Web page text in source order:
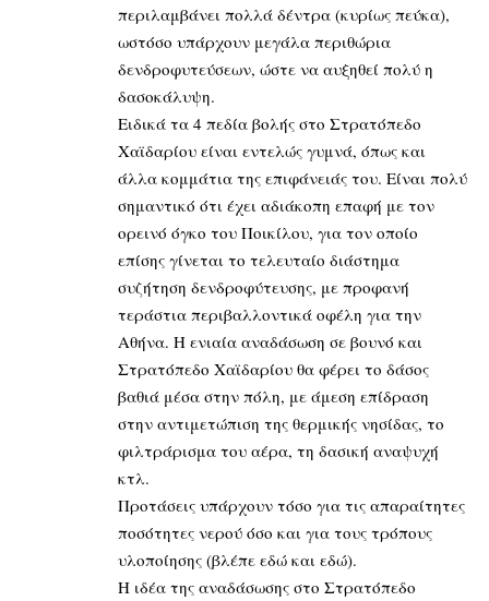
περιλαμβάνει πολλά δέντρα (κυρίως πεύκα),
ωστόσο υπάρχουν μεγάλα περιθώρια
δενδροφυτεύσεων, ώστε να αυξηθεί πολύ η
δασοκάλυψη.
Ειδικά τα 4 πεδία βολής στο Στρατόπεδο
Χαϊδαρίου είναι εντελώς γυμνά, όπως και
άλλα κομμάτια της επιφάνειάς του. Είναι πολύ
σημαντικό ότι έχει αδιάκοπη επαφή με τον
ορεινό όγκο του Ποικίλου, για τον οποίο
επίσης γίνεται το τελευταίο διάστημα
συζήτηση δενδροφύτευσης, με προφανή
τεράστια περιβαλλοντικά οφέλη για την
Αθήνα. Η ενιαία αναδάσωση σε βουνό και
Στρατόπεδο Χαϊδαρίου θα φέρει το δάσος
βαθιά μέσα στην πόλη, με άμεση επίδραση
στην αντιμετώπιση της θερμικής νησίδας, το
φιλτράρισμα του αέρα, τη δασική αναψυχή
κτλ.
Προτάσεις υπάρχουν τόσο για τις απαραίτητες
ποσότητες νερού όσο και για τους τρόπους
υλοποίησης (βλέπε εδώ και εδώ).
Η ιδέα της αναδάσωσης στο Στρατόπεδο